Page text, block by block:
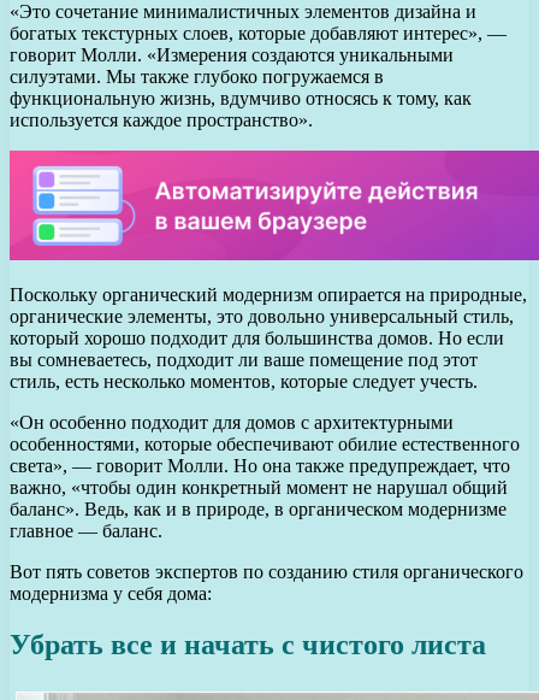
«Это сочетание минималистичных элементов дизайна и
богатых текстурных слоев, которые добавляют интерес», —
говорит Молли. «Измерения создаются уникальными
силуэтами. Мы также глубоко погружаемся в
функциональную жизнь, вдумчиво относясь к тому, как
используется каждое пространство».
Поскольку органический модернизм опирается на природные,
органические элементы, это довольно универсальный стиль,
который хорошо подходит для большинства домов. Но если
вы сомневаетесь, подходит ли ваше помещение под этот
стиль, есть несколько моментов, которые следует учесть.
«Он особенно подходит для домов с архитектурными
особенностями, которые обеспечивают обилие естественного
света», — говорит Молли. Но она также предупреждает, что
важно, «чтобы один конкретный момент не нарушал общий
баланс». Ведь, как и в природе, в органическом модернизме
главное — баланс.
Вот пять советов экспертов по созданию стиля органического
модернизма у себя дома:
Убрать все и начать с чистого листа